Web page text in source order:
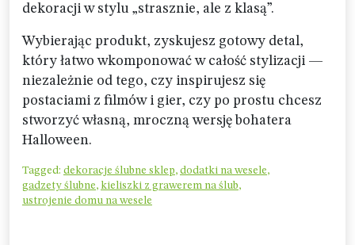
dekoracji w stylu „strasznie, ale z klasą”.
Wybierając produkt, zyskujesz gotowy detal,
który łatwo wkomponować w całość stylizacji —
niezależnie od tego, czy inspirujesz się
postaciami z filmów i gier, czy po prostu chcesz
stworzyć własną, mroczną wersję bohatera
Halloween.
Tagged: dekoracje ślubne sklep, dodatki na wesele,
gadzety ślubne, kieliszki z grawerem na ślub,
ustrojenie domu na wesele